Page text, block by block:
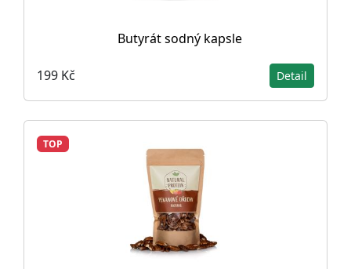
Butyrát sodný kapsle
199 Kč Detail
TOP